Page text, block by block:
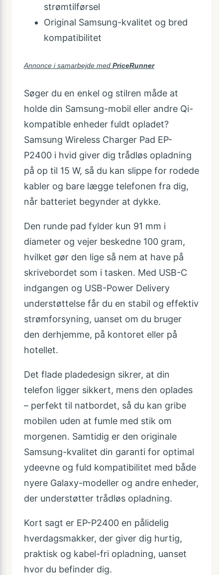
strømtilførsel
Original Samsung-kvalitet og bred
kompatibilitet
Annonce i samarbejde med PriceRunner
Søger du en enkel og stilren måde at
holde din Samsung-mobil eller andre Qi-
kompatible enheder fuldt opladet?
Samsung Wireless Charger Pad EP-
P2400 i hvid giver dig trådløs opladning
på op til 15 W, så du kan slippe for rodede
kabler og bare lægge telefonen fra dig,
når batteriet begynder at dykke.
Den runde pad fylder kun 91 mm i
diameter og vejer beskedne 100 gram,
hvilket gør den lige så nem at have på
skrivebordet som i tasken. Med USB-C
indgangen og USB-Power Delivery
understøttelse får du en stabil og effektiv
strømforsyning, uanset om du bruger
den derhjemme, på kontoret eller på
hotellet.
Det flade pladedesign sikrer, at din
telefon ligger sikkert, mens den oplades
– perfekt til natbordet, så du kan gribe
mobilen uden at fumle med stik om
morgenen. Samtidig er den originale
Samsung-kvalitet din garanti for optimal
ydeevne og fuld kompatibilitet med både
nyere Galaxy-modeller og andre enheder,
der understøtter trådløs opladning.
Kort sagt er EP-P2400 en pålidelig
hverdagsmakker, der giver dig hurtig,
praktisk og kabel-fri opladning, uanset
hvor du befinder dig.